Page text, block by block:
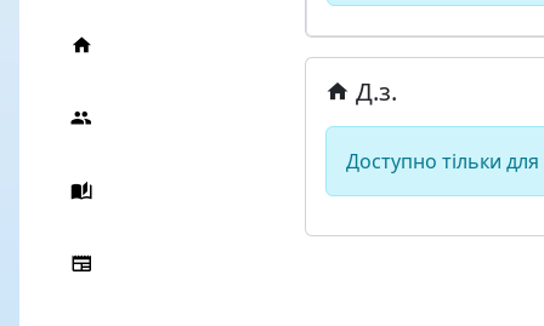
Д.з.
Доступно тільки